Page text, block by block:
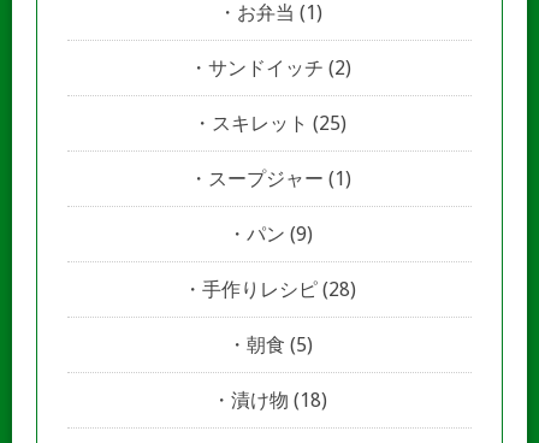
お弁当 (1)
サンドイッチ (2)
スキレット (25)
スープジャー (1)
パン (9)
手作りレシピ (28)
朝食 (5)
漬け物 (18)